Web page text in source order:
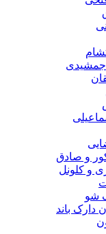
و صادق
و کلونل
شو
دارک باند